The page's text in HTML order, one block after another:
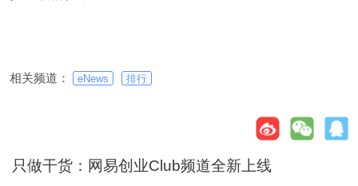
相关频道： eNews 排行
只做干货：网易创业Club频道全新上线